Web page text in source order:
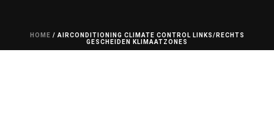
HOME / AIRCONDITIONING CLIMATE CONTROL LINKS/RECHTS
GESCHEIDEN KLIMAATZONES